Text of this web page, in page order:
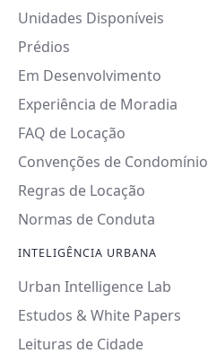
Unidades Disponíveis
Prédios
Em Desenvolvimento
Experiência de Moradia
FAQ de Locação
Convenções de Condomínio
Regras de Locação
Normas de Conduta
INTELIGÊNCIA URBANA
Urban Intelligence Lab
Estudos & White Papers
Leituras de Cidade